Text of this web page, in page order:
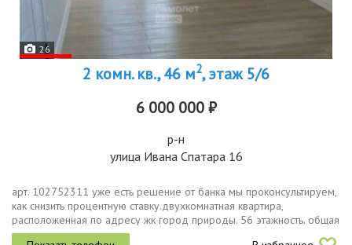
26
2 комн. кв., 46 м2, этаж 5/6
6 000 000 ₽
р-н
улица Ивана Спатара 16
арт. 102752311 уже есть решение от банка мы проконсультируем,
как снизить процентную ставку.двухкомнатная квартира,
расположенная по адресу жк город природы. 56 этажность. общая
площадь 46. 73 м2...